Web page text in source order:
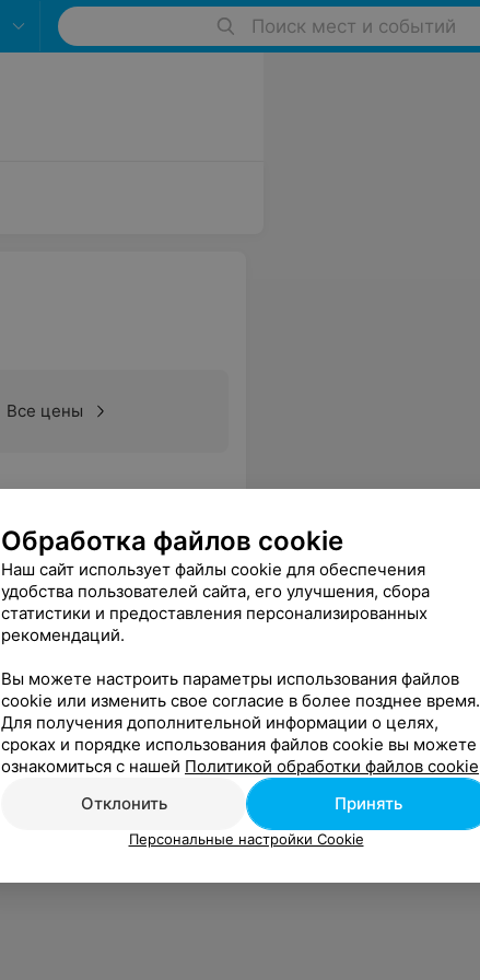
Поиск мест и событий
Все цены
Обработка файлов cookie
Наш сайт использует файлы cookie для обеспечения
удобства пользователей сайта, его улучшения, сбора
статистики и предоставления персонализированных
рекомендаций.
Вы можете настроить параметры использования файлов
cookie или изменить свое согласие в более позднее время.
Для получения дополнительной информации о целях,
сроках и порядке использования файлов cookie вы можете
ознакомиться с нашей Политикой обработки файлов cookie
Отклонить
Принять
Персональные настройки Cookie